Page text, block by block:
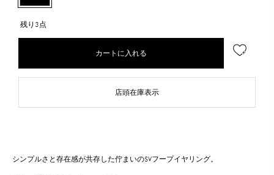
残り3点
カートに入れる
店頭在庫表示
シンプルさと存在感が共存した佇まいのSVフープイヤリング。